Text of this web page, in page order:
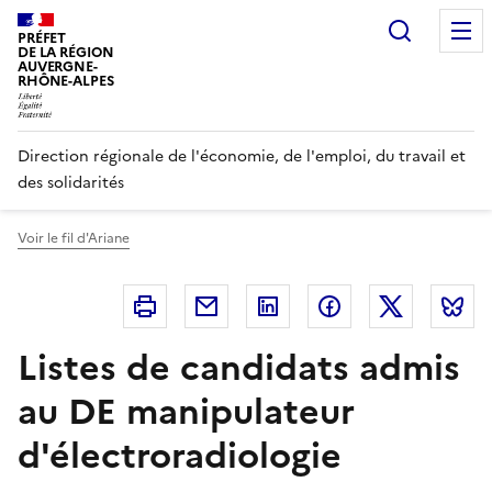
Panneau de gestion des cookies
PRÉFET
DE LA RÉGION
AUVERGNE-
RHÔNE-ALPES
Direction régionale de l'économie, de l'emploi, du travail et
des solidarités
Voir le fil d'Ariane
Imprimer Courriel Linkedin FacebookTwitter
Listes de candidats admis
au DE manipulateur
d'électroradiologie